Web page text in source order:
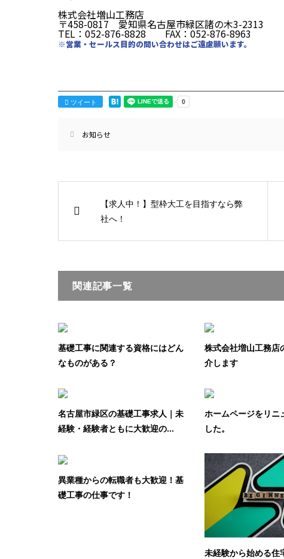
株式会社増山工務店
〒458-0817 愛知県名古屋市緑区諸の木3-2313
TEL：052-876-8828 FAX：052-876-8963
※営業・セールス目的の問い合わせはご遠慮願います。
ツイート
お知らせ
【求人中！】型枠大工を目指すなら弊
社へ！
関連記事一覧
基礎工事に関連する資格にはどん
なものがある？
株式会社増山工務店
介します
名古屋市緑区の基礎工事求人｜未
経験・経験者ともに大歓迎の...
ホームページをリニ
した。
異業種からの転職者も大歓迎！基
礎工事の仕事です！
未経験から始める住